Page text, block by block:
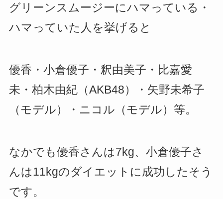
グリーンスムージーにハマっている・
ハマっていた人を挙げると
優香・小倉優子・釈由美子・比嘉愛
未・柏木由紀（AKB48）・矢野未希子
（モデル）・ニコル（モデル）等。
なかでも優香さんは7kg、小倉優子さ
んは11kgのダイエットに成功したそう
です。